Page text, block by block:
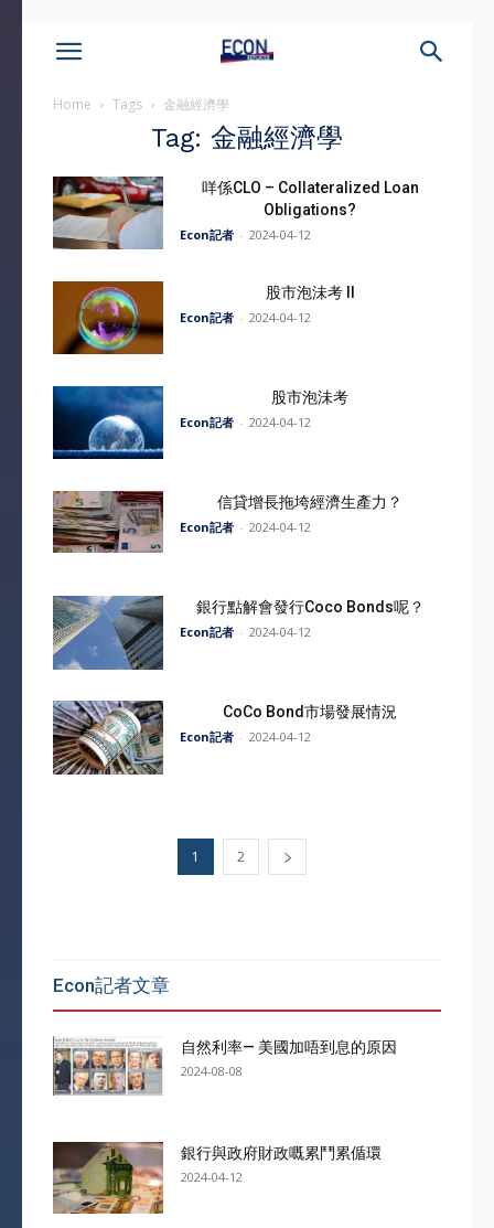
Home Tags 金融經濟學
Tag: 金融經濟學
咩係CLO – Collateralized Loan
Obligations?
Econ記者 - 2024-04-12
股市泡沬考 II
Econ記者 - 2024-04-12
股市泡沬考
Econ記者 - 2024-04-12
信貸增長拖垮經濟生產力？
Econ記者 - 2024-04-12
銀行點解會發行Coco Bonds呢？
Econ記者 - 2024-04-12
CoCo Bond市場發展情況
Econ記者 - 2024-04-12
1 2
Econ記者文章
自然利率— 美國加唔到息的原因
2024-08-08
銀行與政府財政嘅累鬥累偱環
2024-04-12